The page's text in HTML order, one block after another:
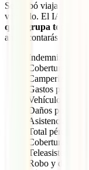
Se acabó viajar con
vehículo. El IATI
que agrupa todo lo
ahora contarás con
Indemnización
Coberturas
Camperización
Gastos por
Vehículo de
Daños por
Asistencia
Total pérdida
Coberturas
Teleasistencia
Robo y daños